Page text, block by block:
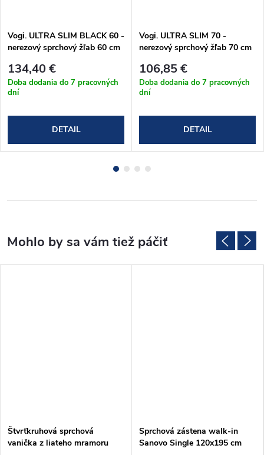
Vogi. ULTRA SLIM BLACK 60 -
nerezový sprchový žľab 60 cm
134,40 €
Doba dodania do 7 pracovných
dní
DETAIL
Vogi. ULTRA SLIM 70 -
nerezový sprchový žľab 70 cm
106,85 €
Doba dodania do 7 pracovných
dní
DETAIL
Štvrťkruhová sprchová
vanička z liateho mramoru
Sprchová zástena walk-in
Sanovo Single 120x195 cm